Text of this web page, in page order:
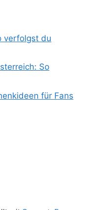
verfolgst du
So
für Fans